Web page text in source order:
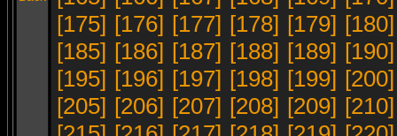
[175] [176] [177] [178] [179] [180]
[185] [186] [187] [188] [189] [190]
[195] [196] [197] [198] [199] [200]
[205] [206] [207] [208] [209] [210]